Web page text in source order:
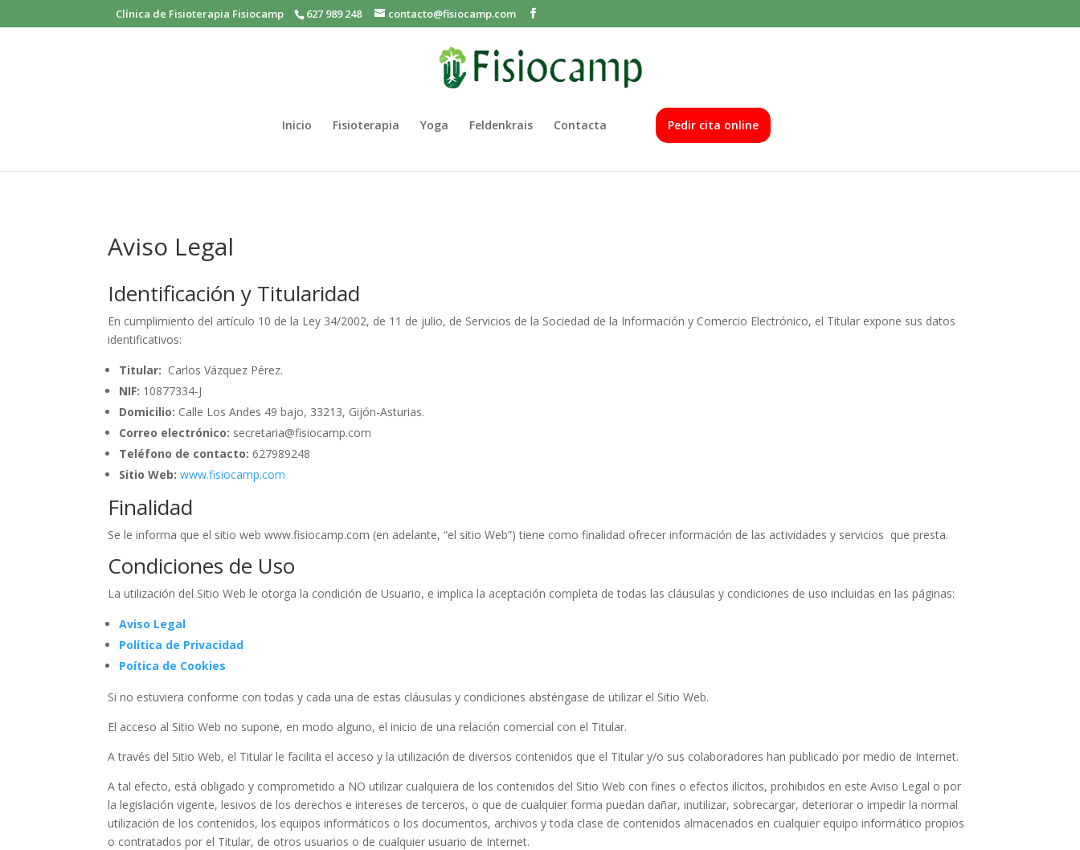
Clínica de Fisioterapia Fisiocamp 627 989 248 contacto@fisiocamp.com
Inicio Fisioterapia Yoga Feldenkrais Contacta Pedir cita online
Aviso Legal
Identificación y Titularidad
En cumplimiento del artículo 10 de la Ley 34/2002, de 11 de julio, de Servicios de la Sociedad de la Información y Comercio Electrónico, el Titular expone sus datos
identificativos:
Titular: Carlos Vázquez Pérez.
NIF: 10877334-J
Domicilio: Calle Los Andes 49 bajo, 33213, Gijón-Asturias.
Correo electrónico: secretaria@fisiocamp.com​
Teléfono de contacto: 627989248​
Sitio Web: www.fisiocamp.com
Finalidad
Se le informa que el sitio web www.fisiocamp.com (en adelante, “el sitio Web”) tiene como finalidad ofrecer información de las actividades y servicios que presta.
Condiciones de Uso
La utilización del Sitio Web le otorga la condición de Usuario, e implica la aceptación completa de todas las cláusulas y condiciones de uso incluidas en las páginas:
Aviso Legal
Política de Privacidad
Poítica de Cookies
Si no estuviera conforme con todas y cada una de estas cláusulas y condiciones absténgase de utilizar el Sitio Web.
El acceso al Sitio Web no supone, en modo alguno, el inicio de una relación comercial con el Titular.
A través del Sitio Web, el Titular le facilita el acceso y la utilización de diversos contenidos que el Titular y/o sus colaboradores han publicado por medio de Internet.
A tal efecto, está obligado y comprometido a NO utilizar cualquiera de los contenidos del Sitio Web con fines o efectos ilícitos, prohibidos en este Aviso Legal o por
la legislación vigente, lesivos de los derechos e intereses de terceros, o que de cualquier forma puedan dañar, inutilizar, sobrecargar, deteriorar o impedir la normal
utilización de los contenidos, los equipos informáticos o los documentos, archivos y toda clase de contenidos almacenados en cualquier equipo informático propios
o contratados por el Titular, de otros usuarios o de cualquier usuario de Internet.